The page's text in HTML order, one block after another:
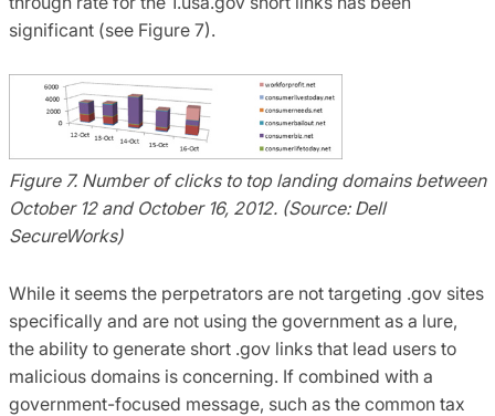
significant (see Figure 7).
Figure 7. Number of clicks to top landing domains between
October 12 and October 16, 2012. (Source: Dell
SecureWorks)
While it seems the perpetrators are not targeting .gov sites
specifically and are not using the government as a lure,
the ability to generate short .gov links that lead users to
malicious domains is concerning. If combined with a
government-focused message, such as the common tax